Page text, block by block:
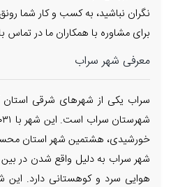
نگران نباشید، به کسب و کار شما
برای مشاوره با همکاران ما در تماس
معرفی شهر سراب
سراب یکی از شهرهای شرقی استان
خورشیدی، هشتمین شهر استان
شهر سراب به دلیل واقع شدن در